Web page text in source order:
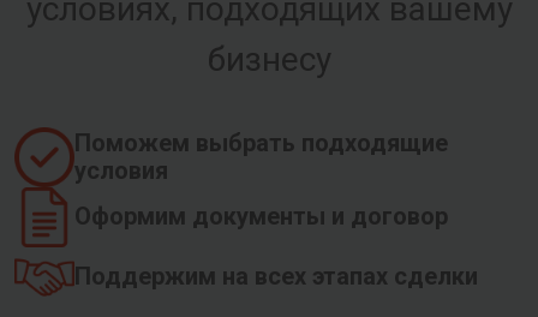
условиях, подходящих вашему
бизнесу
Поможем выбрать подходящие
условия
Оформим документы и договор
Поддержим на всех этапах сделки